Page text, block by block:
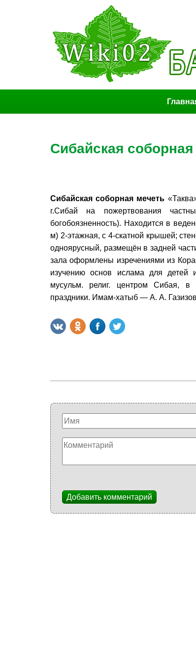
Сибайская
Сибайская соборная мечеть
г.Сибай на пожертвования
богобоязненность). Находится в
м) 2-этажная, с 4-скатной крышей;
одноярусный, размещён в задней
зала оформлены изречениями из
изучению основ ислама для детей
мусульм. религ. центром Сибая, в
праздники. Имам-хатыб — А. А.
Добавить комментарий